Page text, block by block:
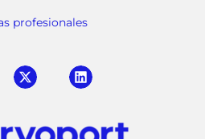
profesionales